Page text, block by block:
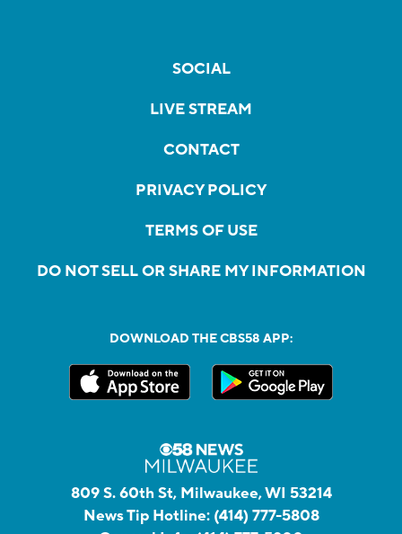
SOCIAL
LIVE STREAM
CONTACT
PRIVACY POLICY
TERMS OF USE
DO NOT SELL OR SHARE MY INFORMATION
DOWNLOAD THE CBS58 APP:
809 S. 60th St, Milwaukee, WI 53214
News Tip Hotline: (414) 777-5808